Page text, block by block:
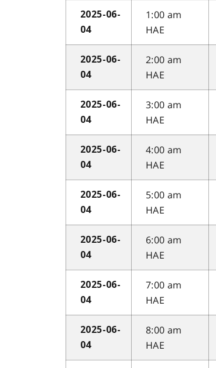
2025-06-
04
1:00 am
HAE
2025-06-
04
2:00 am
HAE
2025-06-
04
3:00 am
HAE
2025-06-
04
4:00 am
HAE
2025-06-
04
5:00 am
HAE
2025-06-
04
6:00 am
HAE
2025-06-
04
7:00 am
HAE
2025-06-
04
8:00 am
HAE